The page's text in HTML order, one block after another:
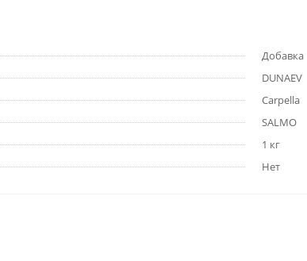
Добавка
DUNAEV
Carpella
SALMO
1 кг
Нет